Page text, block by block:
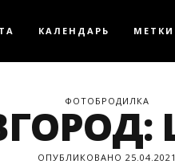
КАЛЕНДАРЬ МЕТКИ
ФОТОБРОДИЛКА
ОПУБЛИКОВАНО 25.04.2021